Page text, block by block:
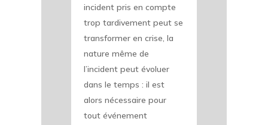
incident pris en compte
trop tardivement peut se
transformer en crise, la
nature même de
l’incident peut évoluer
dans le temps : il est
alors nécessaire pour
tout événement